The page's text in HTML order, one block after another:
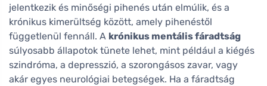
jelentkezik és minőségi pihenés után elmúlik, és a
krónikus kimerültség között, amely pihenéstől
függetlenül fennáll. A krónikus mentális fáradtság
súlyosabb állapotok tünete lehet, mint például a kiégés
szindróma, a depresszió, a szorongásos zavar, vagy
akár egyes neurológiai betegségek. Ha a fáradtság